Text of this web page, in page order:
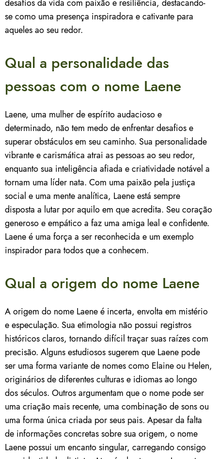
desafios da vida com paixão e resiliência, destacando-
se como uma presença inspiradora e cativante para
aqueles ao seu redor.
Qual a personalidade das
pessoas com o nome Laene
Laene, uma mulher de espírito audacioso e
determinado, não tem medo de enfrentar desafios e
superar obstáculos em seu caminho. Sua personalidade
vibrante e carismática atrai as pessoas ao seu redor,
enquanto sua inteligência afiada e criatividade notável a
tornam uma líder nata. Com uma paixão pela justiça
social e uma mente analítica, Laene está sempre
disposta a lutar por aquilo em que acredita. Seu coração
generoso e empático a faz uma amiga leal e confidente.
Laene é uma força a ser reconhecida e um exemplo
inspirador para todos que a conhecem.
Qual a origem do nome Laene
A origem do nome Laene é incerta, envolta em mistério
e especulação. Sua etimologia não possui registros
históricos claros, tornando difícil traçar suas raízes com
precisão. Alguns estudiosos sugerem que Laene pode
ser uma forma variante de nomes como Elaine ou Helen,
originários de diferentes culturas e idiomas ao longo
dos séculos. Outros argumentam que o nome pode ser
uma criação mais recente, uma combinação de sons ou
uma forma única criada por seus pais. Apesar da falta
de informações concretas sobre sua origem, o nome
Laene possui um encanto singular, carregando consigo